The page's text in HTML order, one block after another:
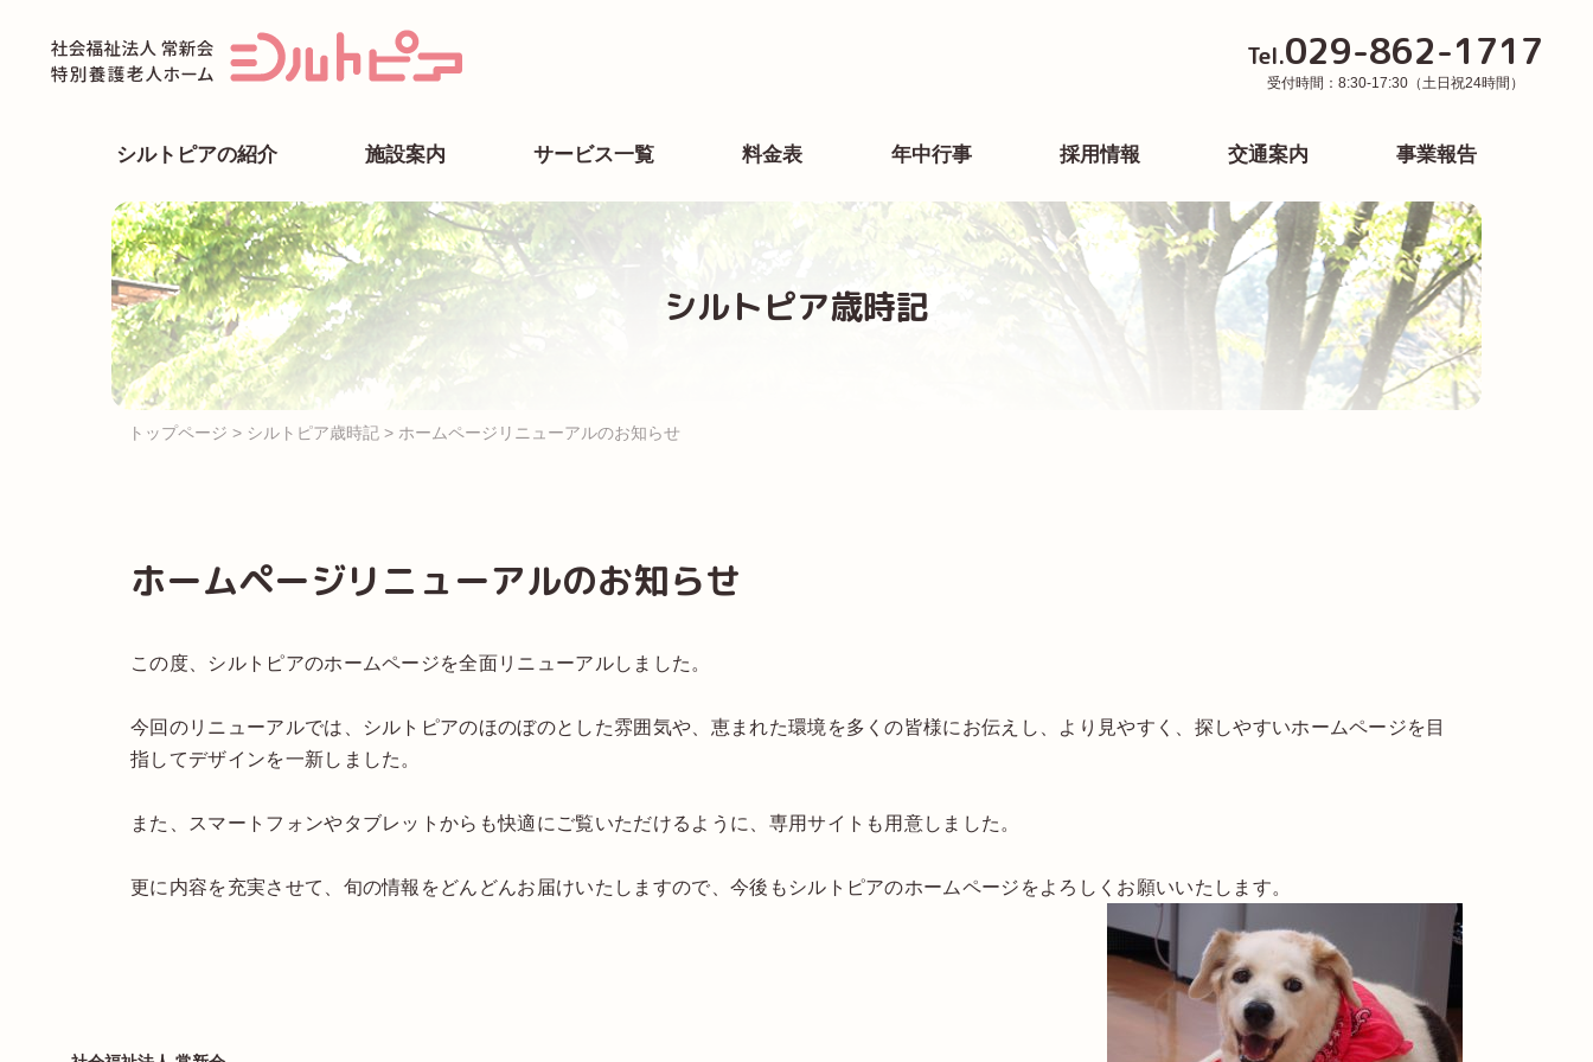
content
Tel.029-862-1717
受付時間：8:30-17:30（土日祝24時間）
シルトピアの紹介 施設案内 サービス一覧 料金表 年中行事 採用情報 交通案内 事業報告
シルトピア歳時記
トップページ > シルトピア歳時記 > ホームページリニューアルのお知らせ
ホームページリニューアルのお知らせ
この度、シルトピアのホームページを全面リニューアルしました。
今回のリニューアルでは、シルトピアのほのぼのとした雰囲気や、恵まれた環境を多くの皆様にお伝えし、より見やすく、探しやすいホームページを目
指してデザインを一新しました。
また、スマートフォンやタブレットからも快適にご覧いただけるように、専用サイトも用意しました。
更に内容を充実させて、旬の情報をどんどんお届けいたしますので、今後もシルトピアのホームページをよろしくお願いいたします。